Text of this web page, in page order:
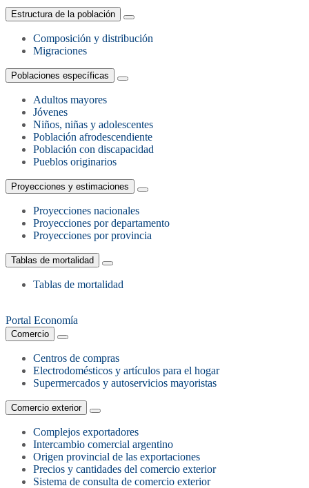
Estructura de la población
Composición y distribución
Migraciones
Poblaciones específicas
Adultos mayores
Jóvenes
Niños, niñas y adolescentes
Población afrodescendiente
Población con discapacidad
Pueblos originarios
Proyecciones y estimaciones
Proyecciones nacionales
Proyecciones por departamento
Proyecciones por provincia
Tablas de mortalidad
Tablas de mortalidad
Portal Economía
Comercio
Centros de compras
Electrodomésticos y artículos para el hogar
Supermercados y autoservicios mayoristas
Comercio exterior
Complejos exportadores
Intercambio comercial argentino
Origen provincial de las exportaciones
Precios y cantidades del comercio exterior
Sistema de consulta de comercio exterior